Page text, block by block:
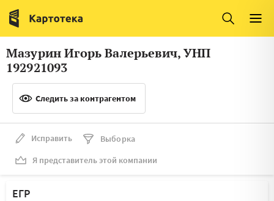
Италия
Люксембург
Литва
Латвия
Словения
Франция
Швеция
Мальта
Мазурин Игорь Валерьевич, УНП
192921093
Следить за контрагентом
Исправить
Выборка
Я представитель этой компании
ЕГР